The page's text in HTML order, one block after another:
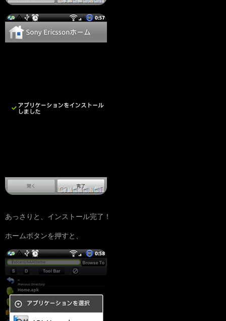
あっさりと、インストール完了！
ホームボタンを押すと、